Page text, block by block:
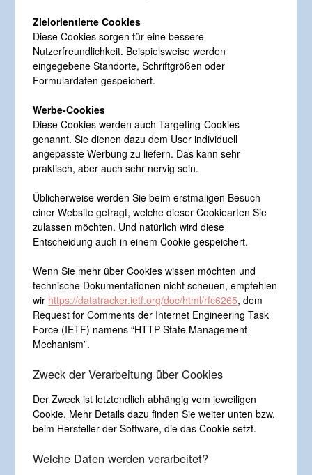
Zielorientierte Cookies
Diese Cookies sorgen für eine bessere
Nutzerfreundlichkeit. Beispielsweise werden
eingegebene Standorte, Schriftgrößen oder
Formulardaten gespeichert.
Werbe-Cookies
Diese Cookies werden auch Targeting-Cookies
genannt. Sie dienen dazu dem User individuell
angepasste Werbung zu liefern. Das kann sehr
praktisch, aber auch sehr nervig sein.
Üblicherweise werden Sie beim erstmaligen Besuch
einer Website gefragt, welche dieser Cookiearten Sie
zulassen möchten. Und natürlich wird diese
Entscheidung auch in einem Cookie gespeichert.
Wenn Sie mehr über Cookies wissen möchten und
technische Dokumentationen nicht scheuen, empfehlen
wir https://datatracker.ietf.org/doc/html/rfc6265, dem
Request for Comments der Internet Engineering Task
Force (IETF) namens “HTTP State Management
Mechanism”.
Zweck der Verarbeitung über Cookies
Der Zweck ist letztendlich abhängig vom jeweiligen
Cookie. Mehr Details dazu finden Sie weiter unten bzw.
beim Hersteller der Software, die das Cookie setzt.
Welche Daten werden verarbeitet?